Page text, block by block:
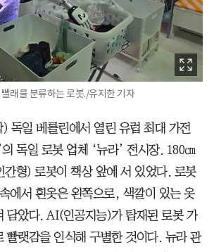
빨래를 분류하는 로봇./유지한 기자
독일 베를린에서 열린 유럽 최대 가전
독일 로봇 업체 ‘뉴라’ 전시장. 180㎝
간형) 로봇이 책상 앞에 서 있었다. 로봇
에서 흰옷은 왼쪽으로, 색깔이 있는 옷
담았다. AI(인공지능)가 탑재된 로봇 가
빨랫감을 인식해 구별한 것이다. 뉴라 관